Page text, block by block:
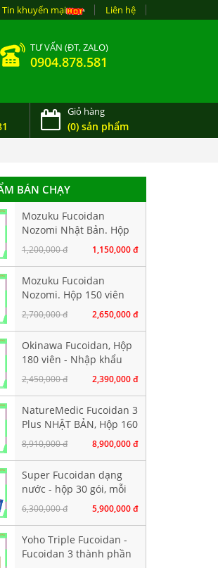
Tin khuyến mại Liên hệ
TƯ VẤN (ĐT, ZALO)
0904.878.581
Giỏ hàng
(0) sản phẩm
BÁN CHẠY
Mozuku Fucoidan
Nozomi Nhật Bản. Hộp
60 viên
1,200,000 đ 1,150,000 đ
Mozuku Fucoidan
Nozomi. Hộp 150 viên
2,700,000 đ 2,650,000 đ
Okinawa Fucoidan, Hộp
180 viên - Nhập khẩu
chính hãng
2,450,000 đ 2,390,000 đ
NatureMedic Fucoidan 3
Plus NHẬT BẢN, Hộp 160
viên
8,910,000 đ 8,900,000 đ
Super Fucoidan dạng
nước - hộp 30 gói, mỗi
gói chứa 100ml
6,300,000 đ 5,900,000 đ
Yoho Triple Fucoidan -
Fucoidan 3 thành phần